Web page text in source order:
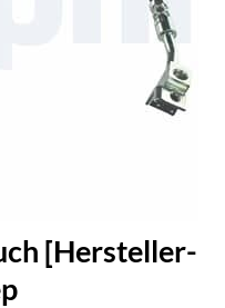
[Hersteller-